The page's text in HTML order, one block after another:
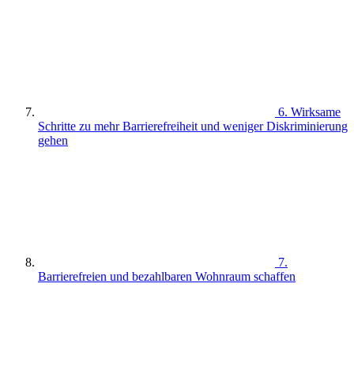
6. Wirksame
Schritte zu mehr Barrierefreiheit und weniger Diskriminierung
gehen
7.
Barrierefreien und bezahlbaren Wohnraum schaffen